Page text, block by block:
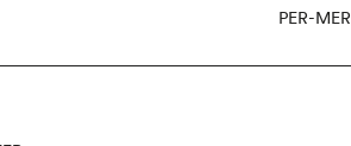
PER-MER